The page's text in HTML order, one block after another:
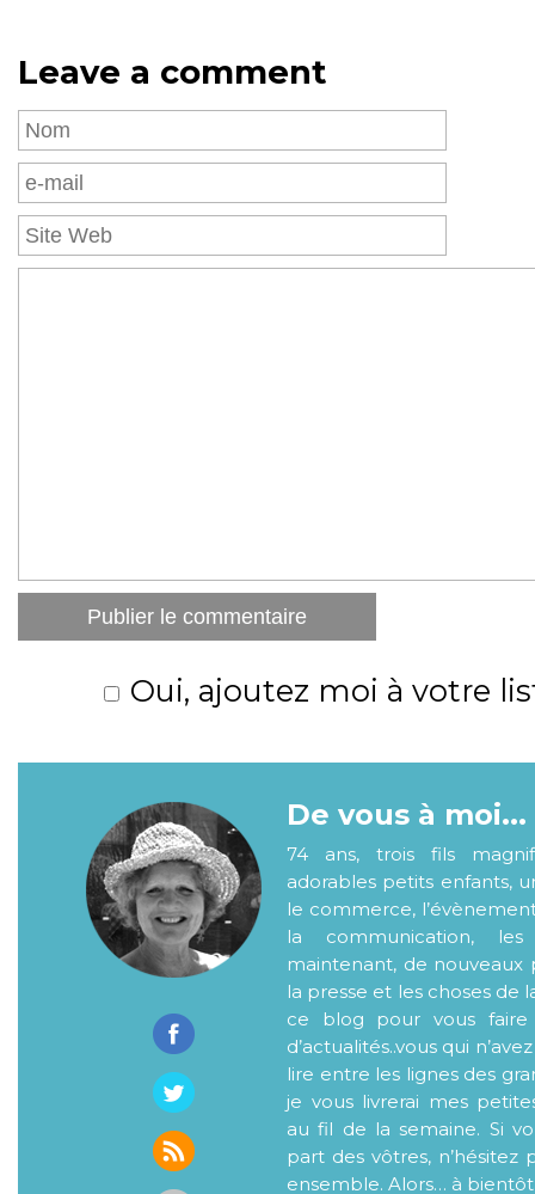
Leave a comment
Oui, ajoutez moi à votre
De vous à moi...
74 ans, trois fils
adorables petits enfants,
le commerce,
la communication,
maintenant, de nouveaux
la presse et les choses de
ce blog pour vous faire
d’actualités..vous qui
lire entre les lignes des
je vous livrerai mes
au fil de la semaine. Si
part des vôtres, n’hésitez
ensemble. Alors… à bientôt